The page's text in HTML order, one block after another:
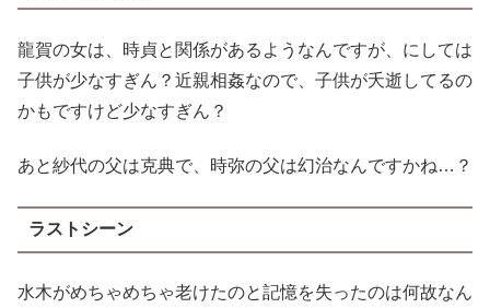
龍賀の女は、時貞と関係があるようなんですが、にしては
子供が少なすぎん？近親相姦なので、子供が夭逝してるの
かもですけど少なすぎん？
あと紗代の父は克典で、時弥の父は幻治なんですかね…？
ラストシーン
水木がめちゃめちゃ老けたのと記憶を失ったのは何故なん